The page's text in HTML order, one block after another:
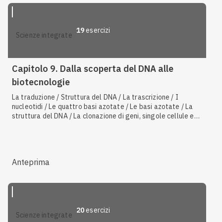
polmonare
scienze integrate
19 esercizi
Capitolo 9. Dalla scoperta del DNA alle
biotecnologie
La traduzione / Struttura del DNA / La trascrizione / I
nucleotidi / Le quattro basi azotate / Le basi azotate / La
struttura del DNA / La clonazione di geni, singole cellule e
farmaci e le terapie geniche / Cellule staminali / L'insulina e
glucidico / Il Progetto Genoma Umano
Anteprima
scienze integrate
20 esercizi